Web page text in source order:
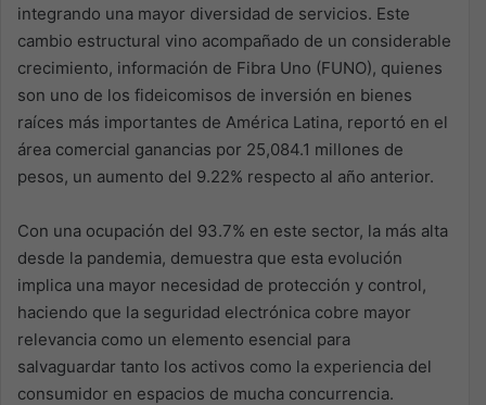
integrando una mayor diversidad de servicios. Este
cambio estructural vino acompañado de un considerable
crecimiento, información de Fibra Uno (FUNO), quienes
son uno de los fideicomisos de inversión en bienes
raíces más importantes de América Latina, reportó en el
área comercial ganancias por 25,084.1 millones de
pesos, un aumento del 9.22% respecto al año anterior.
Con una ocupación del 93.7% en este sector, la más alta
desde la pandemia, demuestra que esta evolución
implica una mayor necesidad de protección y control,
haciendo que la seguridad electrónica cobre mayor
relevancia como un elemento esencial para
salvaguardar tanto los activos como la experiencia del
consumidor en espacios de mucha concurrencia.